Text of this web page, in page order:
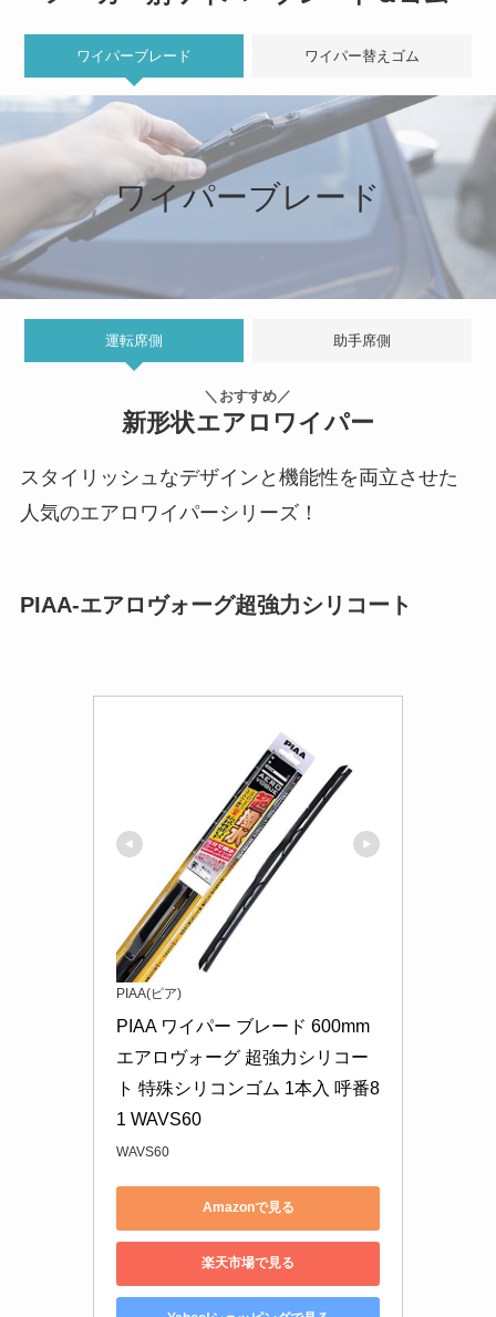
ワイパーブレード ワイパー替えゴム
ワイパーブレード
運転席側 助手席側
＼おすすめ／
新形状エアロワイパー
スタイリッシュなデザインと機能性を両立させた
人気のエアロワイパーシリーズ！
PIAA-エアロヴォーグ超強力シリコート
PIAA(ピア)
PIAA ワイパー ブレード 600mm
エアロヴォーグ 超強力シリコー
ト 特殊シリコンゴム 1本入 呼番8
1 WAVS60
WAVS60
Amazonで見る
楽天市場で見る